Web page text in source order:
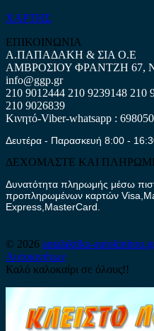
ΧΑΡΤΗΣ
ΕΠΙΚΟΙΝΩΝΙΑ
Α.ΠΑΠΑΔΑΚΗ & ΣΙΑ Ο.Ε
ΑΜΒΡΟΣΙΟΥ ΦΡΑΝΤΖΗ 67,
info@ggp.gr
210 9012444 210 9239148 210
210 9026839
Κινητό-Viber-whatsapp :
Δευτέρα - Παρασκευή 8:00 -
ΔΕΧΟΜΑΣΤΕ ΚΑΙ
Δυνατότητα πληρωμής μέσω
προπληρωμένων καρτών
Express,MasterCard.
© 2026 antalaktika-
Αυτοκινήτων
Καλό καλοκαίρι σε όλους!!